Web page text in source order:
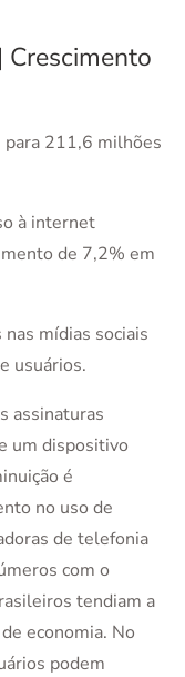
para 211,6 milhões
à internet
de 7,2% em
mídias sociais
usuários.
assinaturas
um dispositivo
é
no uso de
de telefonia
com o
tendiam a
economia. No
podem